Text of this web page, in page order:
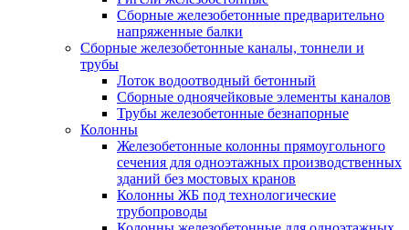
Сборные железобетонные предварительно
напряженные балки
Сборные железобетонные каналы, тоннели и
трубы
Лоток водоотводный бетонный
Сборные одноячейковые элементы каналов
Трубы железобетонные безнапорные
Колонны
Железобетонные колонны прямоугольного
сечения для одноэтажных производственных
зданий без мостовых кранов
Колонны ЖБ под технологические
трубопроводы